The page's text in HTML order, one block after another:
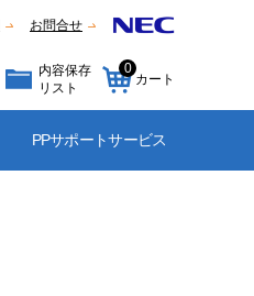
お問合せ
内容保存
リスト
0
カート
PPサポートサービス